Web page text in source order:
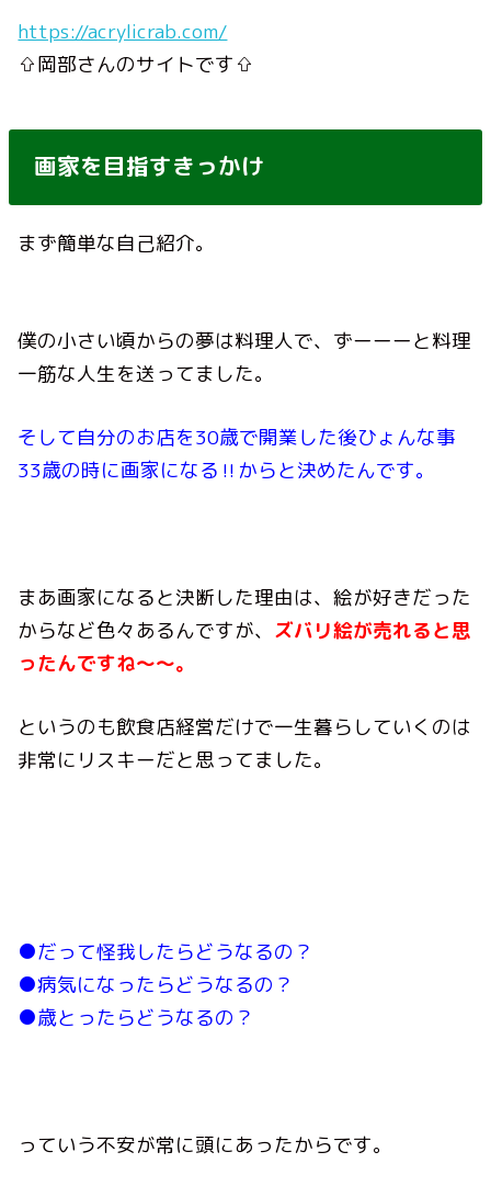
https://acrylicrab.com/
⇧岡部さんのサイトです⇧
画家を目指すきっかけ
まず簡単な自己紹介。
僕の小さい頃からの夢は料理人で、ずーーーと料理
一筋な人生を送ってました。
そして自分のお店を30歳で開業した後ひょんな事
33歳の時に画家になる ‼︎ からと決めたんです。
まあ画家になると決断した理由は、絵が好きだった
からなど色々あるんですが、 ズバリ絵が売れると思
ったんですね〜〜。
というのも飲食店経営だけで一生暮らしていくのは
非常にリスキーだと思ってました。
●だって怪我したらどうなるの？
●病気になったらどうなるの？
●歳とったらどうなるの？
っていう不安が常に頭にあったからです。